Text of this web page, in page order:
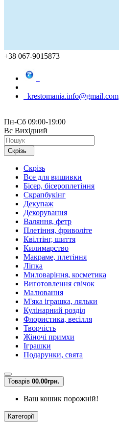
+38 067-9015873
krestomania.info@gmail.com
Пн-Сб 09:00-19:00
Вс Вихідний
Скрізь
Скрізь
Все для вишивки
Бісер, бісероплетіння
Скрапбукінг
Декупаж
Декорування
Валяння, фетр
Плетіння, фриволіте
Квілтінг, шиття
Килимарство
Макраме, плетіння
Ліпка
Миловаріння, косметика
Виготовлення свічок
Малювання
М'яка іграшка, ляльки
Кулінарний розділ
Флористика, весілля
Творчість
Жіночі примхи
Іграшки
Подарунки, свята
Товарів 00.00грн.
Ваш кошик порожній!
Категорії